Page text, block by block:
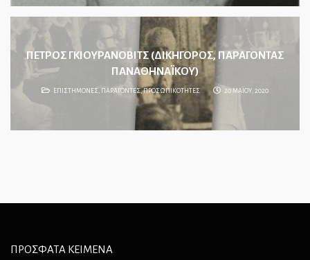
ΠΕΤΡΟΣ ΓΚΙΟΥΡΑΝΟΒΙΤΣ (ΔΙΚΗΓΟΡΟΣ, ΠΑΡΑΓΟΝΤΑΣ
ΠΑΝΑΘΗΝΑΪΚΟΥ)
ΕΠΙΣΤΗΜΟΝΕΣ, ΠΑΡΑΓΟΝΤΕΣ,ΠΡΟΣΩΠΙΚΟΤΗΤΕΣ 20 ΜΑΪΟΥ, 2020
ΠΡΟΣΦΑΤΑ ΚΕΙΜΕΝΑ